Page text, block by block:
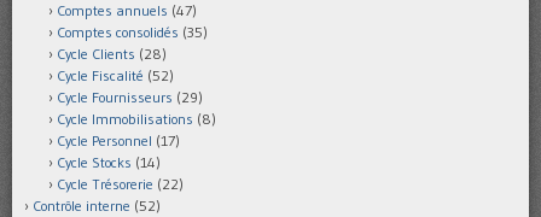
Comptes annuels (47)
Comptes consolidés (35)
Cycle Clients (28)
Cycle Fiscalité (52)
Cycle Fournisseurs (29)
Cycle Immobilisations (8)
Cycle Personnel (17)
Cycle Stocks (14)
Cycle Trésorerie (22)
Contrôle interne (52)